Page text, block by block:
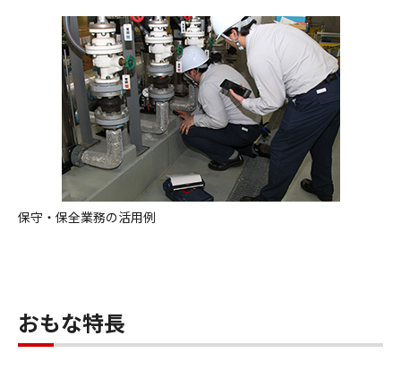
保守・保全業務の活用例
おもな特長